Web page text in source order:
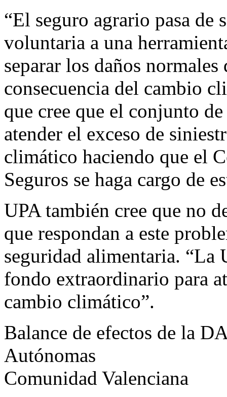
“El seguro agrario pasa de
voluntaria a una
separar los daños
consecuencia del cambio
que cree que el conjunto
atender el exceso de
climático haciendo que el
Seguros se haga cargo de
UPA también cree que no
que respondan a este
seguridad alimentaria. “La
fondo extraordinario para
cambio climático”.
Balance de efectos de la
Autónomas
Comunidad Valenciana